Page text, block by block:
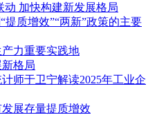
动 加快构建新发展格局
提质增效”“两新”政策的主要
力重要实践地
格局
师于卫宁解读2025年工业企
展存量提质增效